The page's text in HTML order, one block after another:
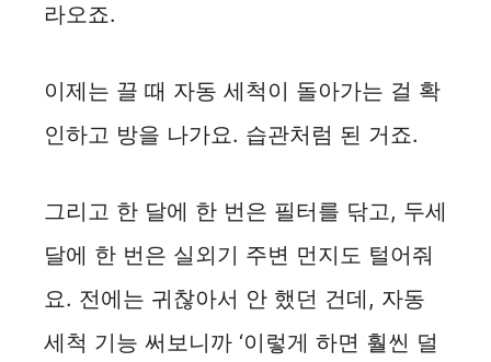
라오죠.
이제는 끌 때 자동 세척이 돌아가는 걸 확
인하고 방을 나가요. 습관처럼 된 거죠.
그리고 한 달에 한 번은 필터를 닦고, 두세
달에 한 번은 실외기 주변 먼지도 털어줘
요. 전에는 귀찮아서 안 했던 건데, 자동
세척 기능 써보니까 ‘이렇게 하면 훨씬 덜